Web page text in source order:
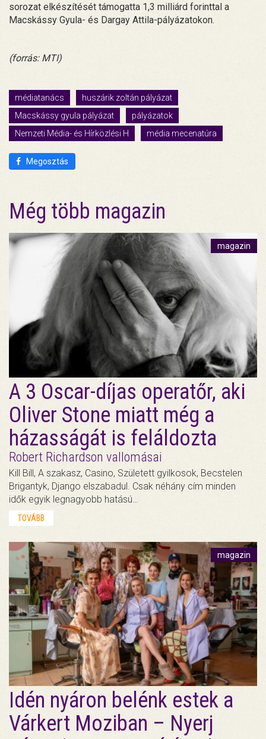
sorozat elkészítését támogatta 1,3 milliárd forinttal a
Macskássy Gyula- és Dargay Attila-pályázatokon.
(forrás: MTI)
médiatanács
huszárik zoltán pályázat
Macskássy gyula pályázat
pályázatok
Nemzeti Média- és Hírközlési H
média mecenatúra
Megosztás
Még több magazin
magazin
A 3 Oscar-díjas operatőr, aki
Oliver Stone miatt még a
házasságát is feláldozta
Robert Richardson vallomásai
Kill Bill, A szakasz, Casino, Született gyilkosok, Becstelen
Brigantyk, Django elszabadul. Csak néhány cím minden
idők egyik legnagyobb hatású…
TOVÁBB
magazin
Idén nyáron belénk estek a
Várkert Moziban – Nyerj